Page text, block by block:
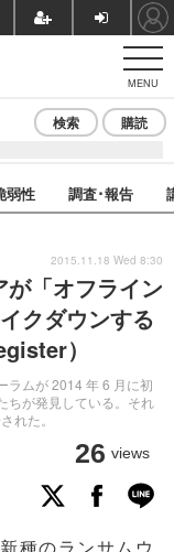
MENU
検索 購読
弱性 調査･報告
「オフライン
クダウンする
）
ラムが 2014 年 6 月に初
ちが発見している。それ
れた。
26 views
2015.11.18 Wed 8:30